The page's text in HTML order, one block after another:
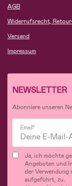
AGB
Widerrufsrecht,
Versand
Impressum
NEWSLETTER
Abonniere unseren
Email*
Ja, ich möchte
Angeboten und
der Verwendung
aufgeführt, zu.